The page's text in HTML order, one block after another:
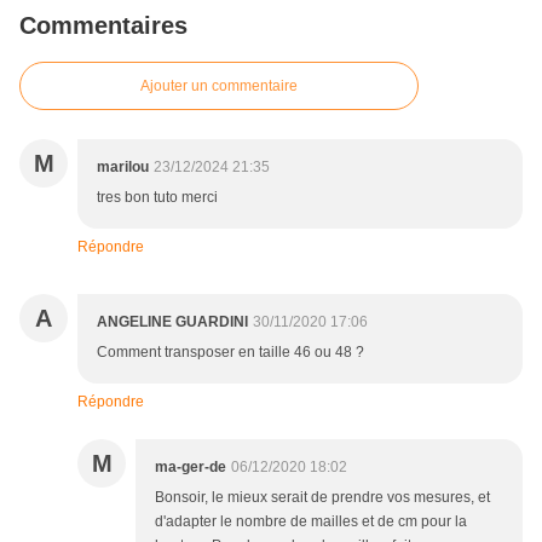
Commentaires
Ajouter un commentaire
M marilou 23/12/2024 21:35
tres bon tuto merci
Répondre
A ANGELINE GUARDINI
30/11/2020 17:06
Comment transposer en taille 46 ou 48 ?
Répondre
M ma-ger-de 06/12/2020 18:02
Bonsoir, le mieux serait de prendre vos mesures, et
d'adapter le nombre de mailles et de cm pour la